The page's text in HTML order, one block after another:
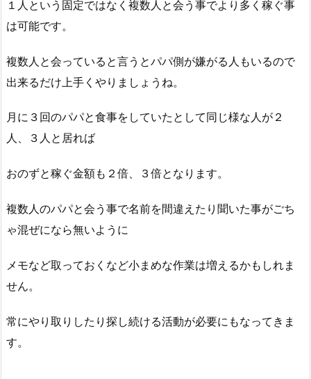
１人という固定ではなく複数人と会う事でより多く稼ぐ事
は可能です。
複数人と会っていると言うとパパ側が嫌がる人もいるので
出来るだけ上手くやりましょうね。
月に３回のパパと食事をしていたとして同じ様な人が２
人、３人と居れば
おのずと稼ぐ金額も２倍、３倍となります。
複数人のパパと会う事で名前を間違えたり聞いた事がごち
ゃ混ぜになら無いように
メモなど取っておくなど小まめな作業は増えるかもしれま
せん。
常にやり取りしたり探し続ける活動が必要にもなってきま
す。